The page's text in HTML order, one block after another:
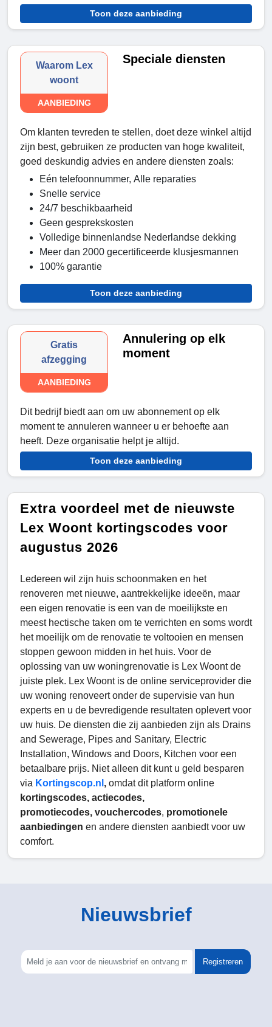
Toon deze aanbieding
Waarom Lex
woont
AANBIEDING
Speciale diensten
Om klanten tevreden te stellen, doet deze winkel altijd
zijn best, gebruiken ze producten van hoge kwaliteit,
goed deskundig advies en andere diensten zoals:
Eén telefoonnummer, Alle reparaties
Snelle service
24/7 beschikbaarheid
Geen gesprekskosten
Volledige binnenlandse Nederlandse dekking
Meer dan 2000 gecertificeerde klusjesmannen
100% garantie
Toon deze aanbieding
Gratis
afzegging
AANBIEDING
Annulering op elk
moment
Dit bedrijf biedt aan om uw abonnement op elk
moment te annuleren wanneer u er behoefte aan
heeft. Deze organisatie helpt je altijd.
Toon deze aanbieding
Extra voordeel met de nieuwste
Lex Woont kortingscodes voor
augustus 2026
Ledereen wil zijn huis schoonmaken en het
renoveren met nieuwe, aantrekkelijke ideeën, maar
een eigen renovatie is een van de moeilijkste en
meest hectische taken om te verrichten en soms wordt
het moeilijk om de renovatie te voltooien en mensen
stoppen gewoon midden in het huis. Voor de
oplossing van uw woningrenovatie is Lex Woont de
juiste plek. Lex Woont is de online serviceprovider die
uw woning renoveert onder de supervisie van hun
experts en u de bevredigende resultaten oplevert voor
uw huis. De diensten die zij aanbieden zijn als Drains
and Sewerage, Pipes and Sanitary, Electric
Installation, Windows and Doors, Kitchen voor een
betaalbare prijs. Niet alleen dit kunt u geld besparen
via Kortingscop.nl , omdat dit platform online
kortingscodes, actiecodes,
promotiecodes, vouchercodes, promotionele
aanbiedingen en andere diensten aanbiedt voor uw
comfort.
Nieuwsbrief
Registreren